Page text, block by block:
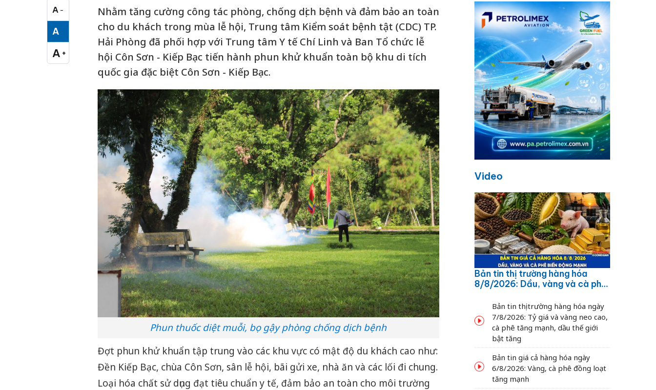
A −
Cỡ chữ nhỏ
A
Cỡ chữ vừa
A +
Cỡ chữ lớn
Nhằm tăng cường công tác phòng, chống dịch bệnh và đảm bảo an toàn
cho du khách trong mùa lễ hội, Trung tâm Kiểm soát bệnh tật (CDC) TP.
Hải Phòng đã phối hợp với Trung tâm Y tế Chí Linh và Ban Tổ chức lễ
hội Côn Sơn - Kiếp Bạc tiến hành phun khử khuẩn toàn bộ khu di tích
quốc gia đặc biệt Côn Sơn - Kiếp Bạc.
Phun thuốc diệt muỗi, bọ gậy phòng chống dịch bệnh
Đợt phun khử khuẩn tập trung vào các khu vực có mật độ du khách cao như:
Đền Kiếp Bạc, chùa Côn Sơn, sân lễ hội, bãi gửi xe, nhà ăn và các lối đi chung.
Loại hóa chất sử dụng đạt tiêu chuẩn y tế, đảm bảo an toàn cho môi trường
Video
Bản tin thị trường hàng hóa
8/8/2026: Dầu, vàng và cà phê
Bản tin thị trường hàng hóa ngày
7/8/2026: Tỷ giá và vàng neo cao,
cà phê tăng mạnh, dầu thế giới
bật tăng
Bản tin giá cả hàng hóa ngày
6/8/2026: Vàng, cà phê đồng loạt
tăng mạnh